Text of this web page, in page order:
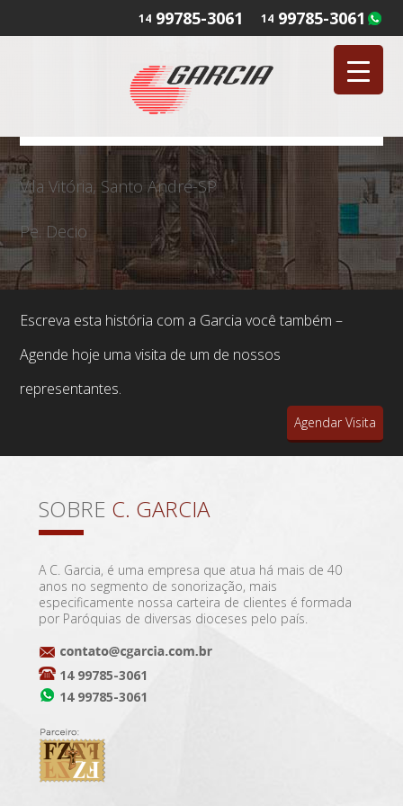
14 99785-3061
14 99785-3061
Vila Vitória, Santo André-SP
Pe. Decio
Escreva esta história com a Garcia você também –
Agende hoje uma visita de um de nossos
representantes.
Agendar Visita
SOBRE C. GARCIA
A C. Garcia, é uma empresa que atua há mais de 40
anos no segmento de sonorização, mais
especificamente nossa carteira de clientes é formada
por Paróquias de diversas dioceses pelo país.
14 99785-3061
14 99785-3061